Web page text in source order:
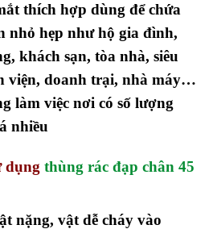
thích hợp dùng để chứa
nhỏ hẹp như hộ gia đình,
khách sạn, tòa nhà, siêu
viện, doanh trại, nhà máy…
làm việc nơi có số lượng
nhiều
dụng thùng rác đạp chân 45
nặng, vật dễ cháy vào